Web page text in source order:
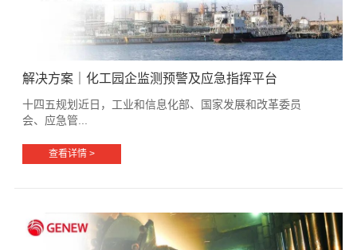
解决方案｜化工园企监测预警及应急指挥平台
十四五规划近日，工业和信息化部、国家发展和改革委员
会、应急管...
查看详情 >